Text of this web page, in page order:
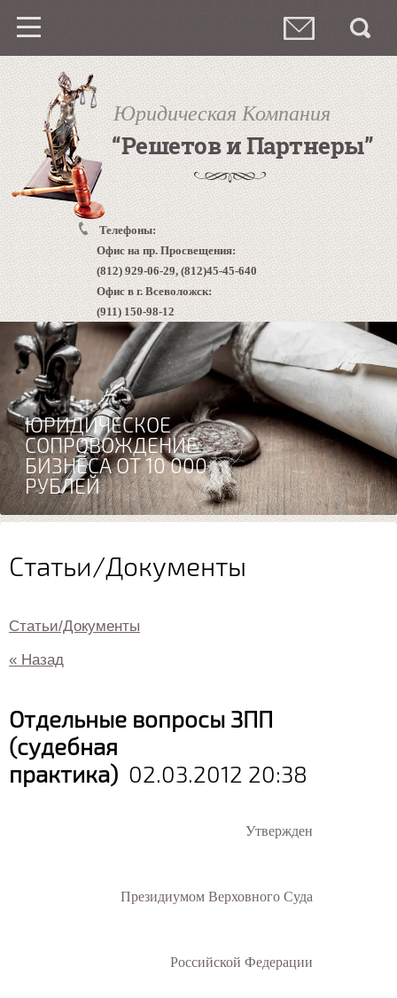
Юридическая Компания
“Решетов и Партнеры”
Телефоны:
Офис на пр. Просвещения:
(812) 929-06-29, (812)45-45-640
Офис в г. Всеволожск:
(911) 150-98-12
СОСТАВЛЕНИЕ И АНАЛИЗ
ДОГОВОРОВ РАЗЛИЧНОЙ
СЛОЖНОСТИ
Статьи/Документы
Статьи/Документы
« Назад
Отдельные вопросы ЗПП
(судебная
практика) 02.03.2012 20:38
Утвержден
Президиумом Верховного Суда
Российской Федерации